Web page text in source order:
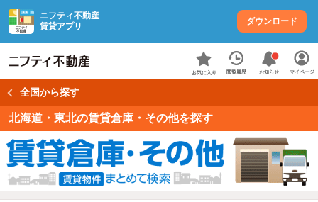
ニフティ不動産
賃貸アプリ
ダウンロード
お気に入り 閲覧履歴 お知らせ マイページ
全国から探す
北海道・東北の賃貸倉庫・その他を探す